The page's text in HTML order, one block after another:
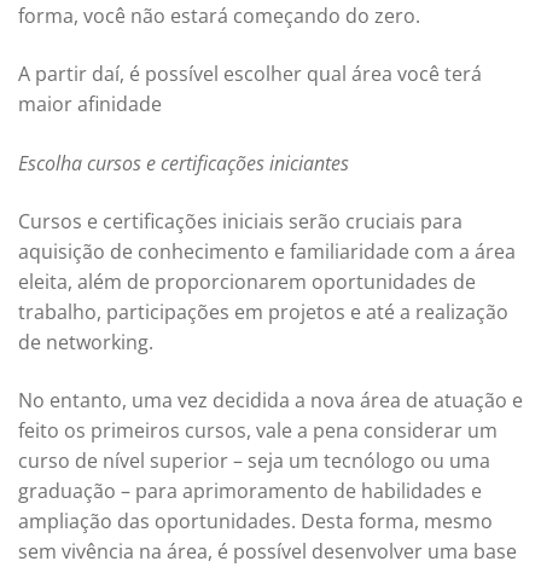
forma, você não estará começando do zero.
A partir daí, é possível escolher qual área você terá
maior afinidade
Escolha cursos e certificações iniciantes
Cursos e certificações iniciais serão cruciais para
aquisição de conhecimento e familiaridade com a área
eleita, além de proporcionarem oportunidades de
trabalho, participações em projetos e até a realização
de networking.
No entanto, uma vez decidida a nova área de atuação e
feito os primeiros cursos, vale a pena considerar um
curso de nível superior – seja um tecnólogo ou uma
graduação – para aprimoramento de habilidades e
ampliação das oportunidades. Desta forma, mesmo
sem vivência na área, é possível desenvolver uma base